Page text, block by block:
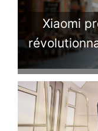
Xiaomi